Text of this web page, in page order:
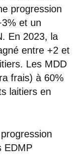
progression
et un
En 2023, la
entre +2 et
Les MDD
frais) à 60%
laitiers en
EDMP